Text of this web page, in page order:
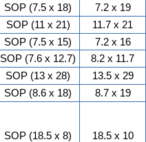
SOP (7.5 x 18)
7.2 x 19
SOP (11 x 21)
11.7 x 21
SOP (7.5 x 15)
7.2 x 16
SOP (7.6 x 12.7)
8.2 x 11.7
SOP (13 x 28)
13.5 x 29
SOP (8.6 x 18) 8.7 x 19
SOP (18.5 x 8) 18.5 x 10